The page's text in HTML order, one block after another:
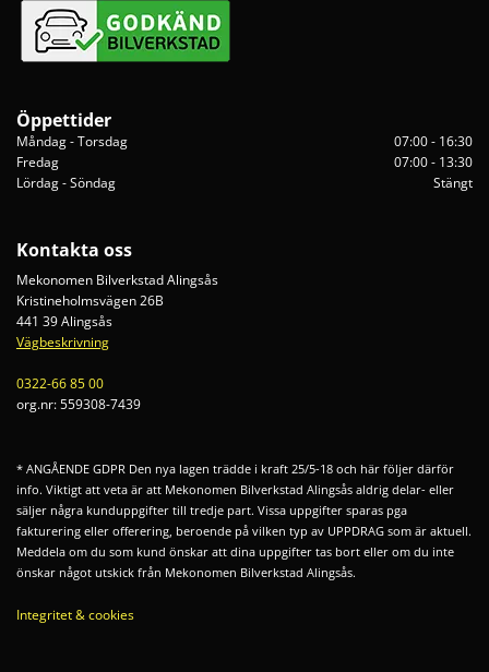
Öppettider
Måndag - Torsdag
07:00 - 16:30
Fredag
07:00 - 13:30
Lördag - Söndag
Stängt
Kontakta oss
Mekonomen Bilverkstad Alingsås
Kristineholmsvägen 26B
441 39 Alingsås
Vägbeskrivning
0322-66 85 00
org.nr:559308-7439
* ANGÅENDE GDPR Den nya lagen trädde i kraft 25/5-18 och här följer därför
info. Viktigt att veta är att Mekonomen Bilverkstad Alingsås aldrig delar- eller
säljer några kunduppgifter till tredje part. Vissa uppgifter sparas pga
fakturering eller offerering, beroende på vilken typ av UPPDRAG som är aktuell.
Meddela om du som kund önskar att dina uppgifter tas bort eller om du inte
önskar något utskick från Mekonomen Bilverkstad Alingsås.
Integritet & cookies